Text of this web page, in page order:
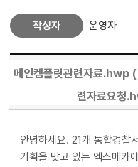
작성자 운영자
메인켐플릿관련자료
련자료요청
안녕하세요. 21개 통합경찰
기획을 맞고 있는 엑스메카